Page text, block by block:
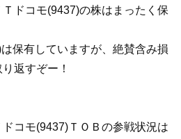
ドコモ(9437)の株はまったく保
保有していますが、絶賛含み損
返すぞー！
コモ(9437)ＴＯＢの参戦状況は